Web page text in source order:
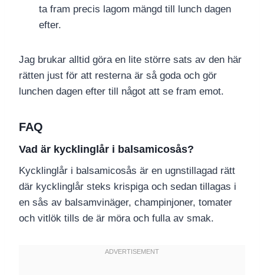
ta fram precis lagom mängd till lunch dagen
efter.
Jag brukar alltid göra en lite större sats av den här
rätten just för att resterna är så goda och gör
lunchen dagen efter till något att se fram emot.
FAQ
Vad är kycklinglår i balsamicosås?
Kycklinglår i balsamicosås är en ugnstillagad rätt
där kycklinglår steks krispiga och sedan tillagas i
en sås av balsamvinäger, champinjoner, tomater
och vitlök tills de är möra och fulla av smak.